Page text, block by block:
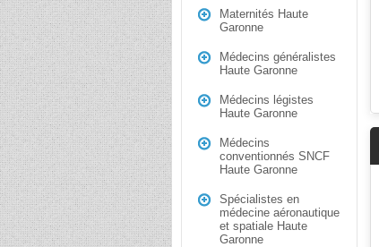
Maternités Haute
Garonne
Médecins généralistes
Haute Garonne
Médecins légistes
Haute Garonne
Médecins
conventionnés SNCF
Haute Garonne
Spécialistes en
médecine aéronautique
et spatiale Haute
Garonne